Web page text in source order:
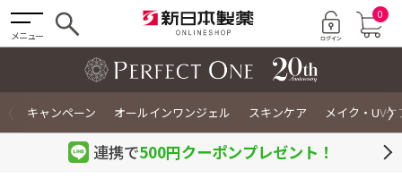
メニュー
0
キャンペーン オールインワンジェル スキンケア メイク・UVケ
〉
連携で500円クーポンプレゼント！